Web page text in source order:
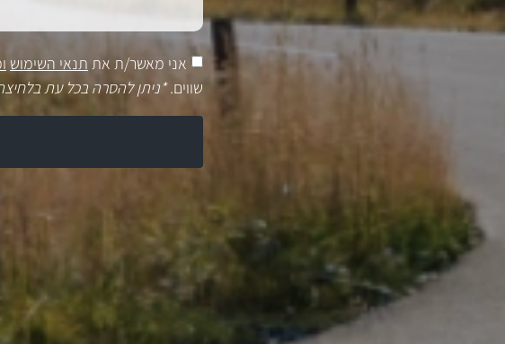
אני מאשר/ת את תנאי השימוש
שווים.*ניתן להסרה בכל עת